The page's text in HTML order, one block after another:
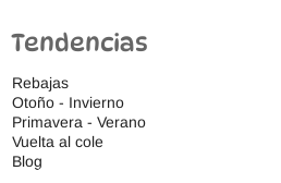
Tendencias
Rebajas
Otoño - Invierno
Primavera - Verano
Vuelta al cole
Blog